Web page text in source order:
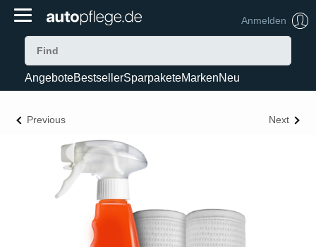
Anmelden
AngeboteBestsellerSparpaketeMarkenNeu
Previous Next